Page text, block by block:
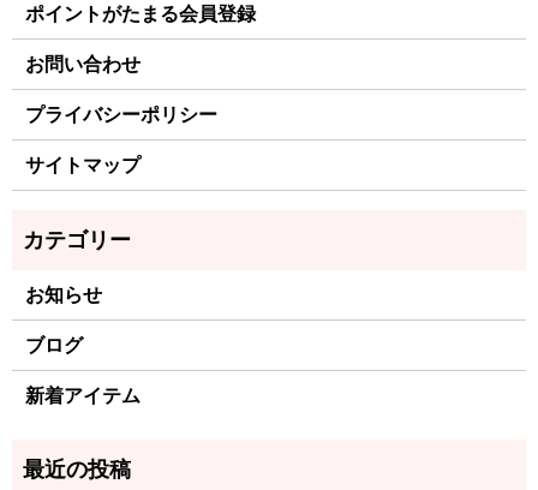
ポイントがたまる会員登録
お問い合わせ
プライバシーポリシー
サイトマップ
お知らせ
ブログ
新着アイテム